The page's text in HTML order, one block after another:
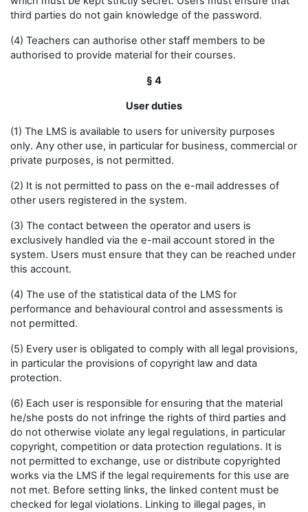
third parties do not gain knowledge of the password.
(4) Teachers can authorise other staff members to be
authorised to provide material for their courses.
§ 4
User duties
(1) The LMS is available to users for university purposes
only. Any other use, in particular for business, commercial or
private purposes, is not permitted.
(2) It is not permitted to pass on the e-mail addresses of
other users registered in the system.
(3) The contact between the operator and users is
exclusively handled via the e-mail account stored in the
system. Users must ensure that they can be reached under
this account.
(4) The use of the statistical data of the LMS for
performance and behavioural control and assessments is
not permitted.
(5) Every user is obligated to comply with all legal provisions,
in particular the provisions of copyright law and data
protection.
(6) Each user is responsible for ensuring that the material
he/she posts do not infringe the rights of third parties and
do not otherwise violate any legal regulations, in particular
copyright, competition or data protection regulations. It is
not permitted to exchange, use or distribute copyrighted
works via the LMS if the legal requirements for this use are
not met. Before setting links, the linked content must be
checked for legal violations. Linking to illegal pages, in